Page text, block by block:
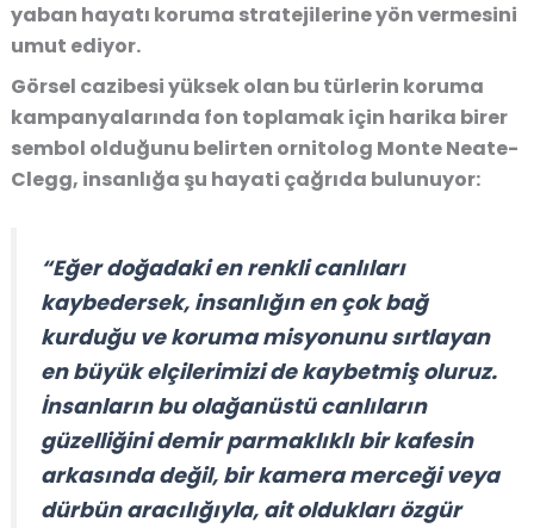
yaban hayatı koruma stratejilerine yön vermesini
umut ediyor.
Görsel cazibesi yüksek olan bu türlerin koruma
kampanyalarında fon toplamak için harika birer
sembol olduğunu belirten ornitolog Monte Neate-
Clegg, insanlığa şu hayati çağrıda bulunuyor:
“Eğer doğadaki en renkli canlıları
kaybedersek, insanlığın en çok bağ
kurduğu ve koruma misyonunu sırtlayan
en büyük elçilerimizi de kaybetmiş oluruz.
İnsanların bu olağanüstü canlıların
güzelliğini demir parmaklıklı bir kafesin
arkasında değil, bir kamera merceği veya
dürbün aracılığıyla, ait oldukları özgür